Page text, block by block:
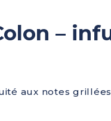
–
aux notes